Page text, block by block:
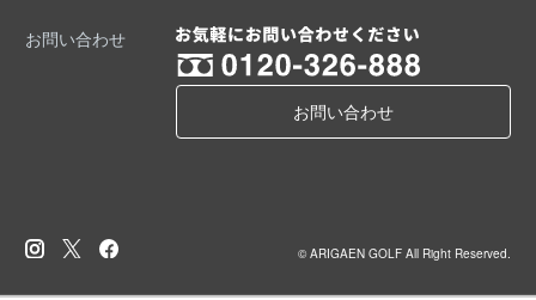
お問い合わせ
お問い合わせ
© ARIGAEN GOLF All Right Reserved.